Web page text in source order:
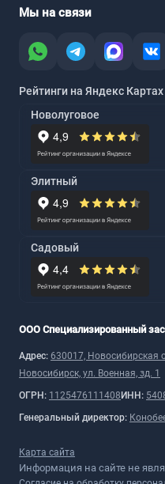
Мы на связи
Рейтинги на Яндекс Картах
Новолуговое
Элитный
Садовый
ООО Специализированный
Адрес: 630017, Новосибирская
Новосибирск, ул. Военная, зд. 1
ОГРН: 1125476111408 ИНН:
Генеральный директор:
Карта сайта
Информация на сайте не